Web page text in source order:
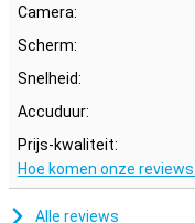
Camera:
Scherm:
Snelheid:
Accuduur:
Prijs-kwaliteit:
Hoe komen onze
Alle reviews